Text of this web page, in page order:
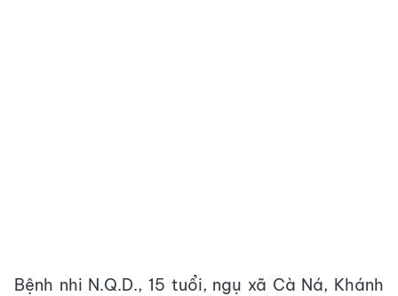
Bệnh nhi N.Q.D., 15 tuổi, ngụ xã Cà Ná, Khánh